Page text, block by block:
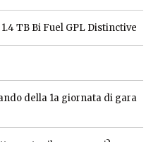
TB Bi Fuel GPL Distinctive
della 1a giornata di gara